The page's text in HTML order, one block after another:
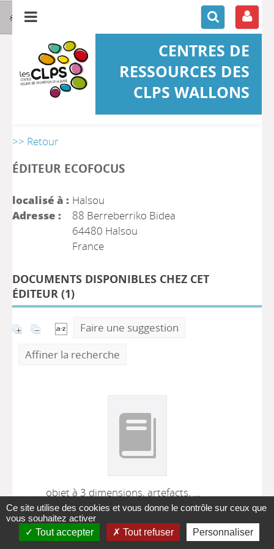
CENTRES DE
RESSOURCES DES
CLPS WALLONS
>> Retour
ÉDITEUR ECOFOCUS
localisé à : Halsou
Adresse :
88 Berreberriko Bidea
64480 Halsou
France
DOCUMENTS DISPONIBLES CHEZ CET
ÉDITEUR (1)
Faire une suggestion
Affiner la recherche
objet à 3 dimensions, artefacts, ...
Ecopolis : construisez la
ville de demain
Ce site utilise des cookies et vous donne le contrôle sur ceux que
vous souhaitez activer
Tout accepter
Tout refuser Personnaliser